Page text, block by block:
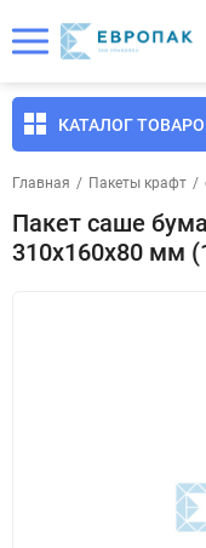
КАТАЛОГ
Главная / Пакеты крафт /
Пакет саше
310x160x80 мм